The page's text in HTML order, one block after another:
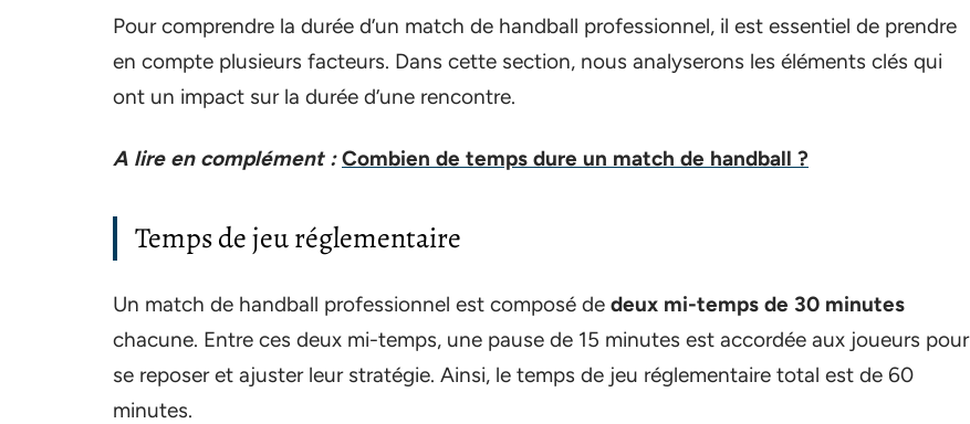
Pour comprendre la durée d’un match de handball professionnel, il est essentiel de prendre
en compte plusieurs facteurs. Dans cette section, nous analyserons les éléments clés qui
ont un impact sur la durée d’une rencontre.
A lire en complément : Combien de temps dure un match de handball ?
Temps de jeu réglementaire
Un match de handball professionnel est composé de deux mi-temps de 30 minutes
chacune. Entre ces deux mi-temps, une pause de 15 minutes est accordée aux joueurs pour
se reposer et ajuster leur stratégie. Ainsi, le temps de jeu réglementaire total est de 60
minutes.